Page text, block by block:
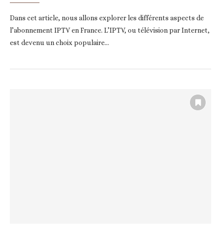
Dans cet article, nous allons explorer les différents aspects de
l’abonnement IPTV en France. L’IPTV, ou télévision par Internet,
est devenu un choix populaire…